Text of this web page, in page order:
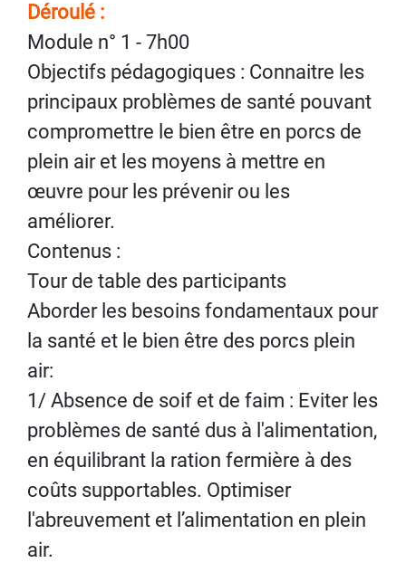
Déroulé :
Module n° 1 - 7h00
Objectifs pédagogiques : Connaitre les
principaux problèmes de santé pouvant
compromettre le bien être en porcs de
plein air et les moyens à mettre en
œuvre pour les prévenir ou les
améliorer.
Contenus :
Tour de table des participants
Aborder les besoins fondamentaux pour
la santé et le bien être des porcs plein
air:
1/ Absence de soif et de faim : Eviter les
problèmes de santé dus à l'alimentation,
en équilibrant la ration fermière à des
coûts supportables. Optimiser
l'abreuvement et l’alimentation en plein
air.